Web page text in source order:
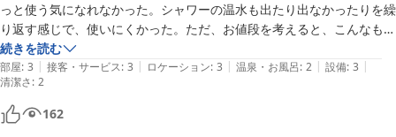
っと使う気になれなかった。シャワーの温水も出たり出なかったりを繰
り返す感じで、使いにくかった。ただ、お値段を考えると、こんなもの
なのかなとは思いました。駐車場無料で停めやすかったです。ありがと
うございました。
続きを読む
部屋: 3 | 接客・サービス: 3 | ロケーション: 3 | 温泉・お風呂: 2 | 設備: 3 |
清潔さ: 2
162